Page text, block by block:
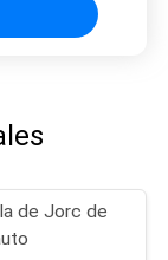
de Jorc de